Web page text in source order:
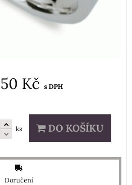
Kč s DPH
ks DO KOŠÍKU
Doručení